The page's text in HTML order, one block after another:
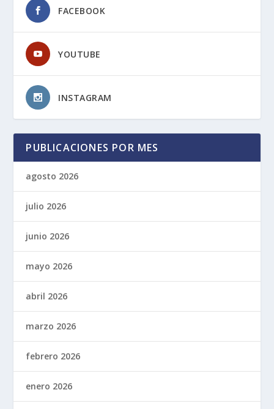
FACEBOOK
YOUTUBE
INSTAGRAM
PUBLICACIONES POR MES
agosto 2026
julio 2026
junio 2026
mayo 2026
abril 2026
marzo 2026
febrero 2026
enero 2026